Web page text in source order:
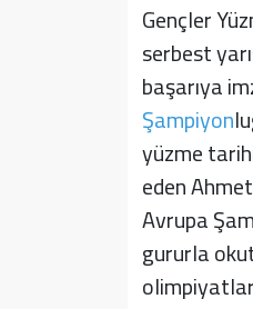
Gençler
serbest
başarıya
Şampiyon
yüzme
eden
Avrupa
gururla